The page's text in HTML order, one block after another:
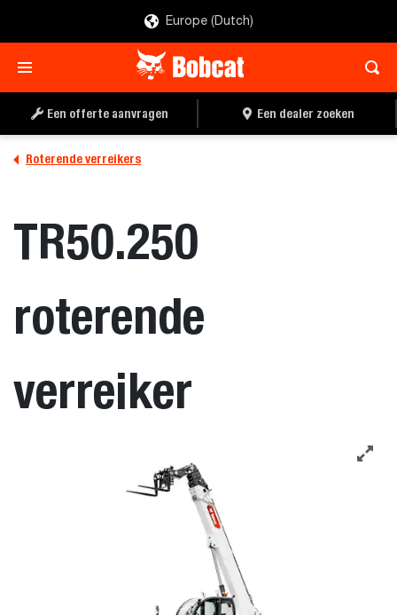
Europe (Dutch)
Een offerte aanvragen Een dealer zoeken
Roterende verreikers
TR50.250
roterende
verreiker
OFFERTE AANVRAGEN DEALER ZOEKEN